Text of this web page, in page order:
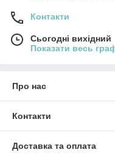
Контакти
Сьогодні вихідний
Показати весь
Про нас
Контакти
Доставка та оплата